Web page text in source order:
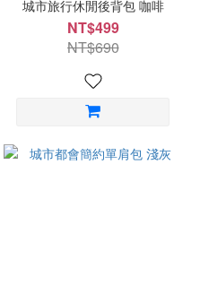
城市旅行休閒後背包 咖啡
NT$499
NT$690